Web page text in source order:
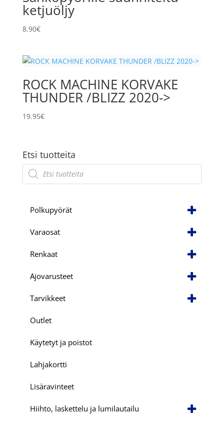
ketjuöljy
8.90€
ROCK MACHINE KORVAKE
THUNDER /BLIZZ 2020->
19.95€
Etsi tuotteita
Products
search
Polkupyörät
Varaosat
Renkaat
Ajovarusteet
Tarvikkeet
Outlet
Käytetyt ja poistot
Lahjakortti
Lisäravinteet
Hiihto, laskettelu ja lumilautailu